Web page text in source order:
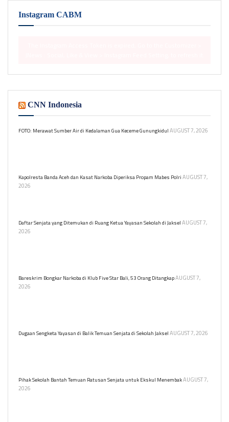
Instagram CABM
CNN Indonesia
FOTO: Merawat Sumber Air di Kedalaman Gua Keceme GunungkidulAUGUST 7, 2026
Kapolresta Banda Aceh dan Kasat Narkoba Diperiksa Propam Mabes PolriAUGUST 7,
2026
Daftar Senjata yang Ditemukan di Ruang Ketua Yayasan Sekolah di JakselAUGUST 7,
2026
Bareskrim Bongkar Narkoba di Klub Five Star Bali, 53 Orang DitangkapAUGUST 7,
2026
Dugaan Sengketa Yayasan di Balik Temuan Senjata di Sekolah JakselAUGUST 7, 2026
Pihak Sekolah Bantah Temuan Ratusan Senjata untuk Ekskul MenembakAUGUST 7,
2026